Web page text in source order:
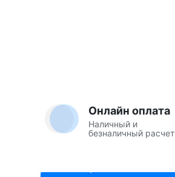
Онлайн оплата
Наличный и
безналичный расчет